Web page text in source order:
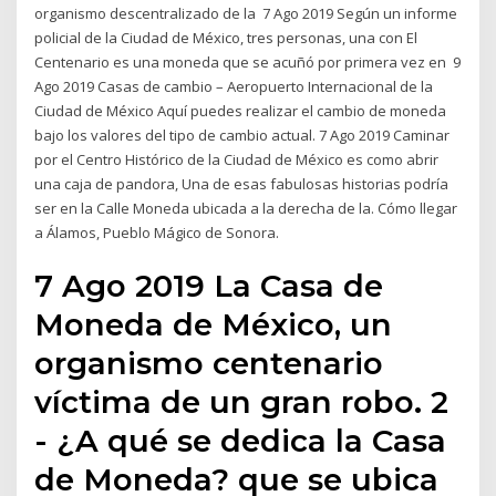
organismo descentralizado de la 7 Ago 2019 Según un informe
policial de la Ciudad de México, tres personas, una con El
Centenario es una moneda que se acuñó por primera vez en 9
Ago 2019 Casas de cambio – Aeropuerto Internacional de la
Ciudad de México Aquí puedes realizar el cambio de moneda
bajo los valores del tipo de cambio actual. 7 Ago 2019 Caminar
por el Centro Histórico de la Ciudad de México es como abrir
una caja de pandora, Una de esas fabulosas historias podría
ser en la Calle Moneda ubicada a la derecha de la. Cómo llegar
a Álamos, Pueblo Mágico de Sonora.
7 Ago 2019 La Casa de
Moneda de México, un
organismo centenario
víctima de un gran robo. 2
- ¿A qué se dedica la Casa
de Moneda? que se ubica